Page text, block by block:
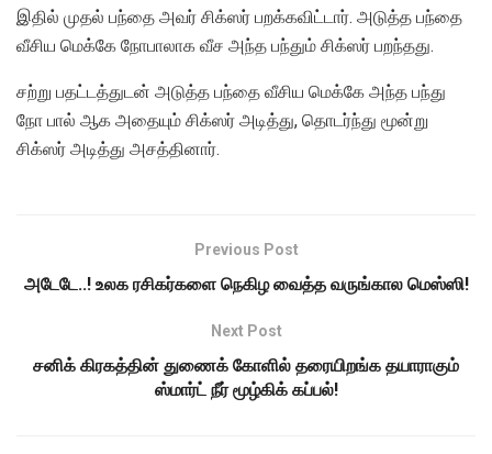
இதில் முதல் பந்தை அவர் சிக்ஸர் பறக்கவிட்டார். அடுத்த பந்தை
வீசிய மெக்கே நோபாலாக வீச அந்த பந்தும் சிக்ஸர் பறந்தது.
சற்று பதட்டத்துடன் அடுத்த பந்தை வீசிய மெக்கே அந்த பந்து
நோ பால் ஆக அதையும் சிக்ஸர் அடித்து, தொடர்ந்து மூன்று
சிக்ஸர் அடித்து அசத்தினார்.
Previous Post
அடேடே..! உலக ரசிகர்களை நெகிழ வைத்த வருங்கால மெஸ்ஸி!
Next Post
சனிக் கிரகத்தின் துணைக் கோளில் தரையிறங்க தயாராகும்
ஸ்மார்ட் நீர் மூழ்கிக் கப்பல்!